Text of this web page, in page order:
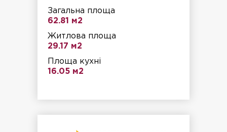
Загальна площа
62.81 м2
Житлова площа
29.17 м2
Площа кухні
16.05 м2